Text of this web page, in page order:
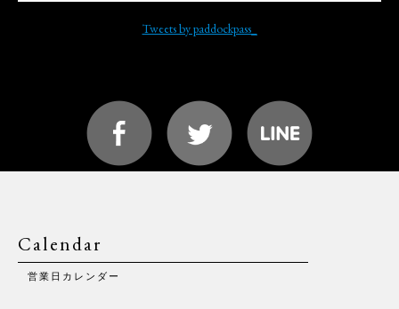
Tweets by paddockpass_
Calendar
営業日カレンダー